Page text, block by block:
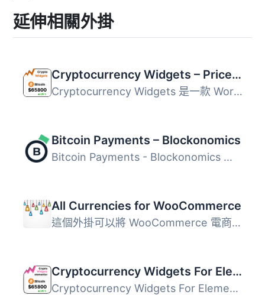
延伸相關外掛
Cryptocurrency Widgets – Price Ticker & Coins List
Cryptocurrency Widgets 是一款 WordPress 外掛，可在網站上...
Bitcoin Payments – Blockonomics
Bitcoin Payments - Blockonomics 是一款專為 WooCommerce 網...
All Currencies for WooCommerce
這個外掛可以將 WooCommerce 電商外掛擴充，新增所有國際貨幣...
Cryptocurrency Widgets For Elementor
Cryptocurrency Widgets For Elementor 是一款強大的 Element...